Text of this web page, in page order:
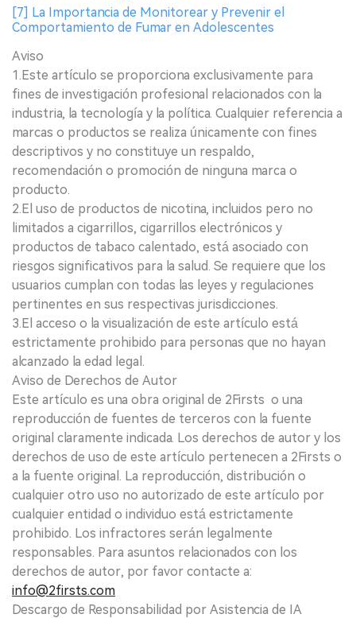
[7] La Importancia de Monitorear y Prevenir el
Comportamiento de Fumar en Adolescentes
Aviso
1.Este artículo se proporciona exclusivamente para
fines de investigación profesional relacionados con la
industria, la tecnología y la política. Cualquier referencia a
marcas o productos se realiza únicamente con fines
descriptivos y no constituye un respaldo,
recomendación o promoción de ninguna marca o
producto.
2.El uso de productos de nicotina, incluidos pero no
limitados a cigarrillos, cigarrillos electrónicos y
productos de tabaco calentado, está asociado con
riesgos significativos para la salud. Se requiere que los
usuarios cumplan con todas las leyes y regulaciones
pertinentes en sus respectivas jurisdicciones.
3.El acceso o la visualización de este artículo está
estrictamente prohibido para personas que no hayan
alcanzado la edad legal.
Aviso de Derechos de Autor
Este artículo es una obra original de 2Firsts o una
reproducción de fuentes de terceros con la fuente
original claramente indicada. Los derechos de autor y los
derechos de uso de este artículo pertenecen a 2Firsts o
a la fuente original. La reproducción, distribución o
cualquier otro uso no autorizado de este artículo por
cualquier entidad o individuo está estrictamente
prohibido. Los infractores serán legalmente
responsables. Para asuntos relacionados con los
derechos de autor, por favor contacte a:
info@2firsts.com
Descargo de Responsabilidad por Asistencia de IA